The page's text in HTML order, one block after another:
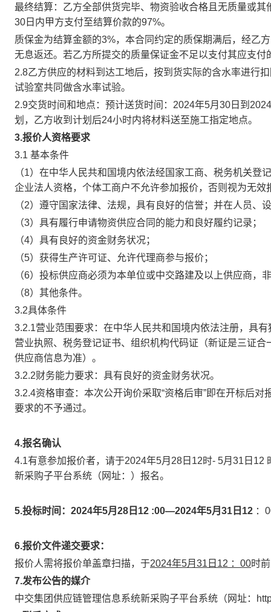
最终结算：乙方全部供货完毕、物资验收合格且无质量或
30日内甲方支付至结算价款的97%。
质保金为结算金额的3%，本合同约定的质保期满后，经乙
无息返还。若乙方所提交的质量保证金不足以支付其应支
2.8乙方供应的材料到达工地后，按到货实际的含水率进行
试验室共同做含水率试验。
2.9交货时间和地点：预计送货时间： 2024年5月30 日到 202
划，乙方收到计划后24小时内将材料送至施工指定地点。
3.报价人资格要求
3.1 基本条件
（1）在中华人民共和国境内依法经国家工商、税务机关
企业法人资格，个体工商户不允许参加报价，否则视为无效
（2）遵守国家法律、法规，具有良好的信誉；并在人员、
（3）具有履行申请物资供应合同的能力和良好履约记录；
（4）具有良好的资金财务状况；
（5）获得生产许可证、允许代理商参与报价；
（6）投标供应商必须为本单位或中交路建及以上供应商，
（8）其他条件。
3.2具体条件
3.2.1营业范围要求：在中华人民共和国境内依法注册，具
营业执照、税务登记证书、组织机构代码证（新证是三证
供应商信息为准）。
3.2.2财务能力要求：具有良好的资金财务状况。
3.2.4资格审查：本次公开询价采取“资格后审”即在开标后
要求的不予通过。
4.报名确认
4.1有意参加报价者，请于2024年5月28日12时- 5月31日12
新采购子平台系统 （网址： ） 报名。
5.投标时间： 2024年5月 28 日 12 :00—2024年5月 31 日 12 ：
6.报价文件递交要求：
报价人需将报价单盖章扫描，于2024年5月31日12 ：00时
7.发布公告的媒介
中交集团供应链管理信息系统新采购子平台系统 （网址：